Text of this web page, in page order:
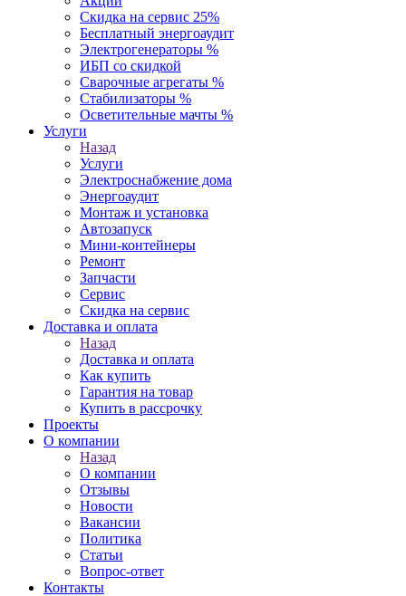
Скидка на сервис 25%
Бесплатный энергоаудит
Электрогенераторы %
ИБП со скидкой
Сварочные агрегаты %
Стабилизаторы %
Осветительные мачты %
Услуги
Назад
Услуги
Электроснабжение дома
Энергоаудит
Монтаж и установка
Автозапуск
Мини-контейнеры
Ремонт
Запчасти
Сервис
Скидка на сервис
Доставка и оплата
Назад
Доставка и оплата
Как купить
Гарантия на товар
Купить в рассрочку
Проекты
О компании
Назад
О компании
Отзывы
Новости
Вакансии
Политика
Статьи
Вопрос-ответ
Контакты